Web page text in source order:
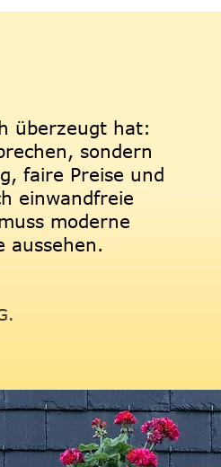
überzeugt hat:
sondern
faire Preise und
einwandfreie
moderne
aussehen.